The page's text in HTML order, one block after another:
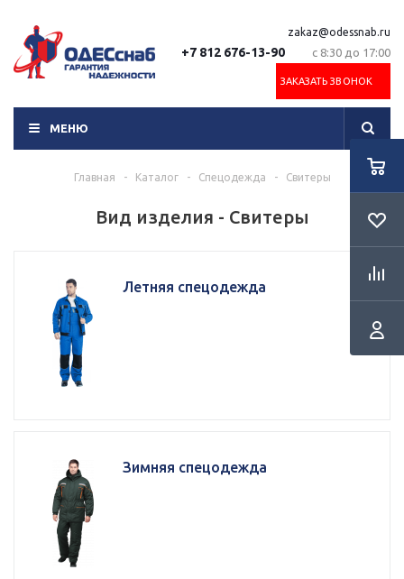
+7 812 676-13-90
zakaz@odessnab.ru
с 8:30 до 17:00
ЗАКАЗАТЬ ЗВОНОК
МЕНЮ
Главная - Каталог - Спецодежда - Свитеры
Вид изделия - Свитеры
Летняя спецодежда
Зимняя спецодежда